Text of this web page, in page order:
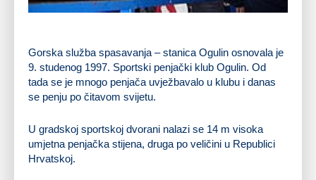
Gorska služba spasavanja – stanica Ogulin osnovala je
9. studenog 1997. Sportski penjački klub Ogulin. Od
tada se je mnogo penjača uvježbavalo u klubu i danas
se penju po čitavom svijetu.
U gradskoj sportskoj dvorani nalazi se 14 m visoka
umjetna penjačka stijena, druga po veličini u Republici
Hrvatskoj.